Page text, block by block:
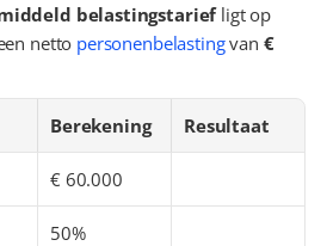
belastingstarief
netto personenbelasting van €
Berekening Resultaat
€ 60.000
50%